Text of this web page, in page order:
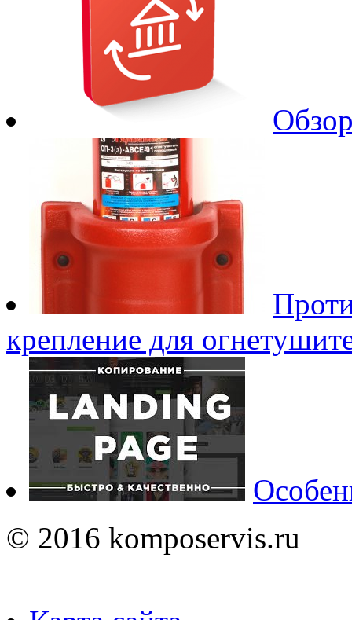
крепление для
© 2016 komposervis.ru